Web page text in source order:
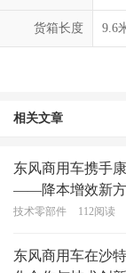
货箱长度 9.6
相关文章
东风商用车携手
——降本增效新
技术零部件 112阅读
东风商用车在沙